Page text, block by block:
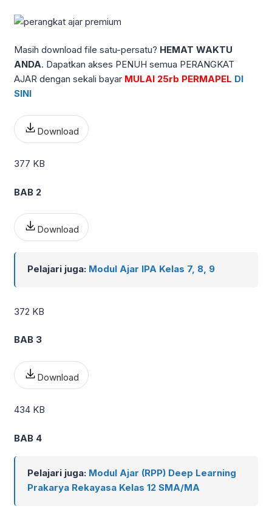
Masih download file satu-persatu? HEMAT WAKTU
ANDA. Dapatkan akses PENUH semua PERANGKAT
AJAR dengan sekali bayar MULAI 25rb PERMAPEL DI
SINI
Download
377 KB
BAB 2
Download
Pelajari juga: Modul Ajar IPA Kelas 7, 8, 9
372 KB
BAB 3
Download
434 KB
BAB 4
Pelajari juga: Modul Ajar (RPP) Deep Learning
Prakarya Rekayasa Kelas 12 SMA/MA